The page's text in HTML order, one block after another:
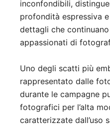
inconfondibili,
profondità espressiva
dettagli che
appassionati di
Uno degli scatti più
rappresentato dalle
durante le campagne
fotografici per l’alta
caratterizzate dall’uso